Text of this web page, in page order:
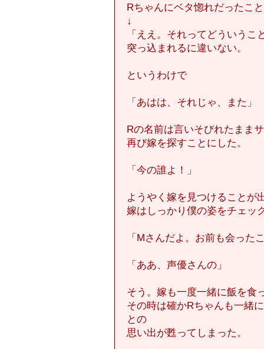
Rちゃんにベタ惚れだったこ
↓
「ええ。それってどういうこ
突っ込まれるに違いない。
というわけで
「あはは、それじゃ、また」
Rの名前は言いそびれたまま
再び嫁を探すことにした。
「今の誰よ！」
ようやく嫁を見つけることが
嫁はしっかり僕の姿をチェッ
「Mさんだよ。お前も会った
「ああ、声優さんの」
そう。嫁も一度一緒に飯を食
その時は確かRちゃんも一緒
との
思い出が甦ってしまった。